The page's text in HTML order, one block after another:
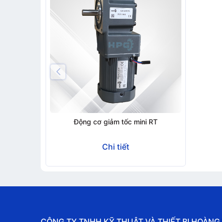
Động cơ giảm tốc mini RT
Chi tiết